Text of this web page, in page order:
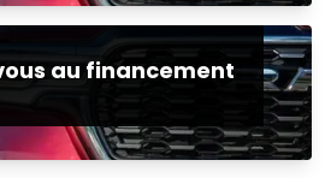
au financement